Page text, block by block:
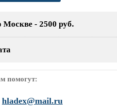
Москве - 2500 руб.
помогут:
hladex@mail.ru